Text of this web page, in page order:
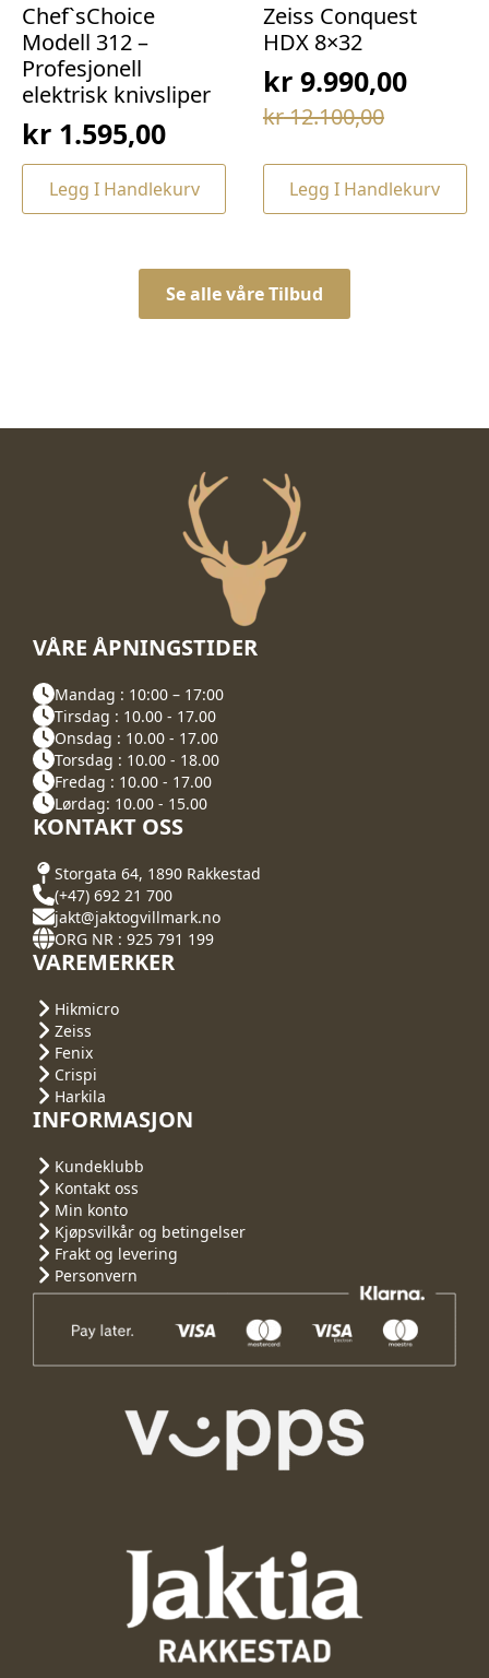
Chef`sChoice
Modell 312 –
Profesjonell
elektrisk knivsliper
kr 1.595,00
Legg I Handlekurv
Zeiss Conquest
HDX 8×32
kr12.100,00
Opprinnelig
var:
kr 12.100,00.
kr9.990,00
Nåværende
er:
kr 9.990,00.
Legg I Handlekurv
Se alle våre Tilbud
VÅRE ÅPNINGSTIDER
Mandag : 10:00 – 17:00
Tirsdag : 10.00 - 17.00
Onsdag : 10.00 - 17.00
Torsdag : 10.00 - 18.00
Fredag : 10.00 - 17.00
Lørdag: 10.00 - 15.00
KONTAKT OSS
Storgata 64, 1890 Rakkestad
(+47) 692 21 700
jakt@jaktogvillmark.no
ORG NR : 925 791 199
VAREMERKER
Hikmicro
Zeiss
Fenix
Crispi
Harkila
INFORMASJON
Kundeklubb
Kontakt oss
Min konto
Kjøpsvilkår og betingelser
Frakt og levering
Personvern